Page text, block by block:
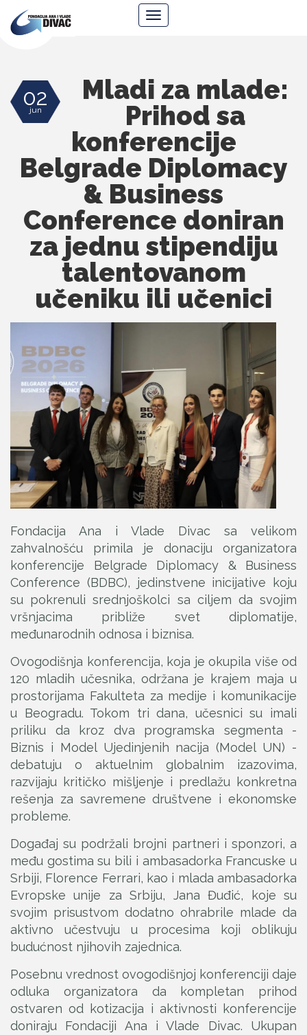
Ana
Navigacija
02
jun
Mladi za mlade:
Prihod sa
konferencije
Belgrade Diplomacy
& Business
Conference doniran
za jednu stipendiju
talentovanom
učeniku ili učenici
Fondacija Ana i Vlade Divac sa velikom
zahvalnošću primila je donaciju organizatora
konferencije Belgrade Diplomacy & Business
Conference (BDBC), jedinstvene inicijative koju
su pokrenuli srednjoškolci sa ciljem da svojim
vršnjacima približe svet diplomatije,
međunarodnih odnosa i biznisa.
Ovogodišnja konferencija, koja je okupila više od
120 mladih učesnika, održana je krajem maja u
prostorijama Fakulteta za medije i komunikacije
u Beogradu. Tokom tri dana, učesnici su imali
priliku da kroz dva programska segmenta -
Biznis i Model Ujedinjenih nacija (Model UN) -
debatuju o aktuelnim globalnim izazovima,
razvijaju kritičko mišljenje i predlažu konkretna
rešenja za savremene društvene i ekonomske
probleme.
Događaj su podržali brojni partneri i sponzori, a
među gostima su bili i ambasadorka Francuske u
Srbiji, Florence Ferrari, kao i mlada ambasadorka
Evropske unije za Srbiju, Jana Đuđić, koje su
svojim prisustvom dodatno ohrabrile mlade da
aktivno učestvuju u procesima koji oblikuju
budućnost njihovih zajednica.
Posebnu vrednost ovogodišnjoj konferenciji daje
odluka organizatora da kompletan prihod
ostvaren od kotizacija i aktivnosti konferencije
doniraju Fondaciji Ana i Vlade Divac. Ukupan